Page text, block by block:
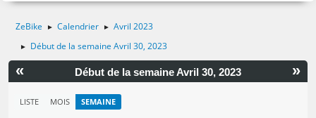
ZeBike ► Calendrier ► Avril 2023
► Début de la semaine Avril 30, 2023
« »
Début de la semaine Avril 30, 2023
LISTE MOIS SEMAINE